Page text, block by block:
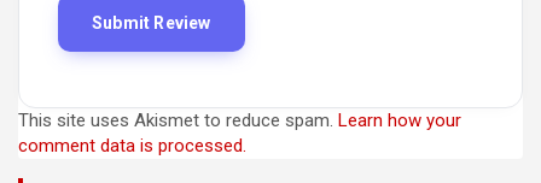
This site uses Akismet to reduce spam. Learn how your
comment data is processed.